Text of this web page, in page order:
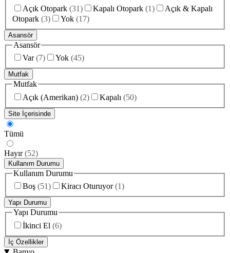
Açık Otopark (31) Kapalı Otopark (1)
Açık & Kapalı
Otopark (3) Yok (17)
Asansör
Asansör
Var (7) Yok (45)
Mutfak
Mutfak
Açık (Amerikan) (2) Kapalı (50)
Site İçerisinde
Tümü
Hayır (52)
Kullanım Durumu
Kullanım Durumu
Boş (51) Kiracı Oturuyor (1)
Yapı Durumu
Yapı Durumu
İkinci El (6)
İç Özellikler